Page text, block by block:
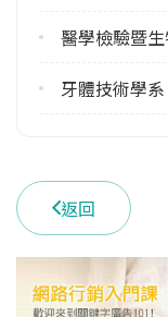
(02)27361661
醫學檢驗暨
牙體技術學系
返回